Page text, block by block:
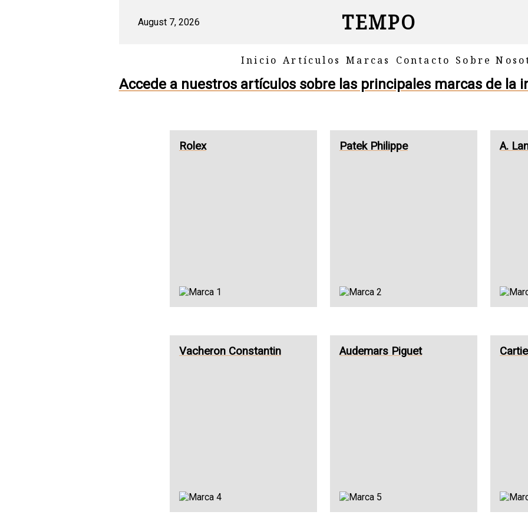
August 7, 2026 TEMPO
Inicio Artículos Marcas Contacto Sobre
Accede a nuestros artículos sobre las principales marcas de la
Rolex Patek Philippe A.
Vacheron Constantin Audemars Piguet